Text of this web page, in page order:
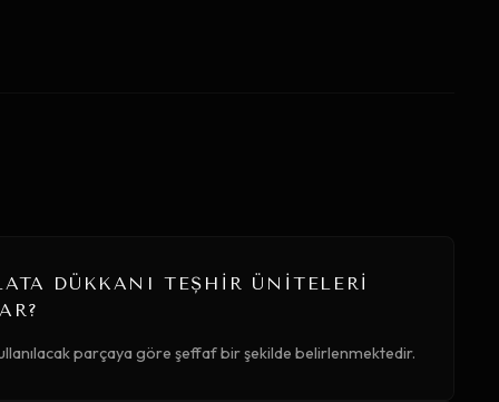
DÜKKANI TEŞHIR ÜNITELERI
parçaya göre şeffaf bir şekilde belirlenmektedir.